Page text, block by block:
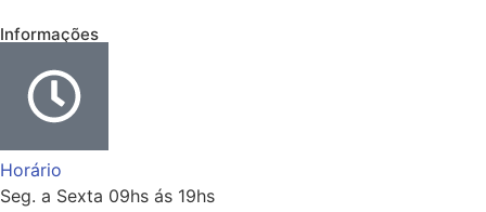
Informações
Horário
Seg. a Sexta 09hs ás 19hs